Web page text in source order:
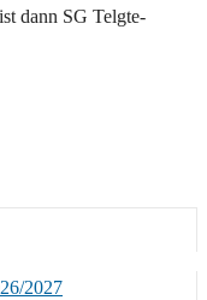
dann SG Telgte-
2027